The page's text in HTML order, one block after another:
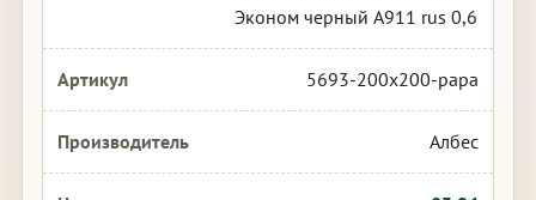
Эконом черный А911 rus 0,6
5693-200x200-papa
Албес